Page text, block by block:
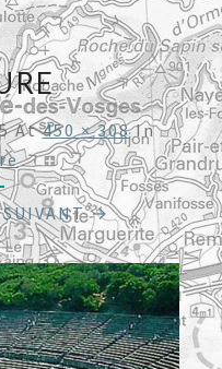
At450 × 308In
SUIVANT →